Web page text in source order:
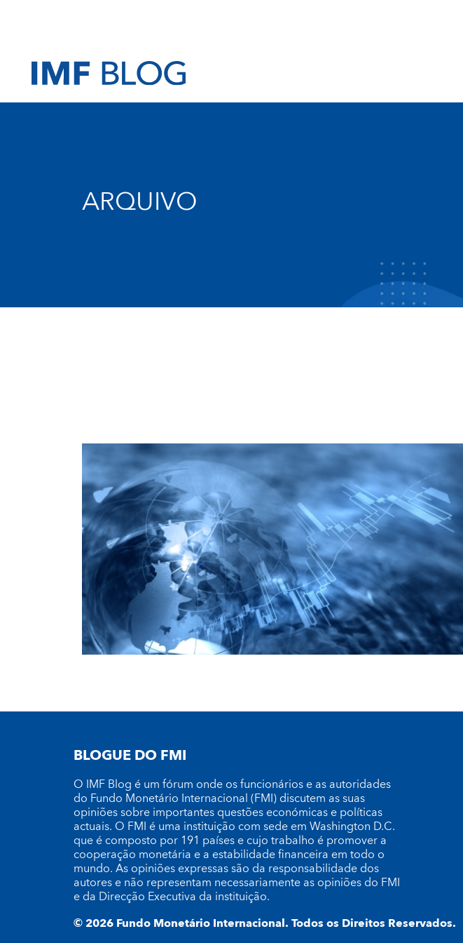
ARQUIVO
BLOGUE DO FMI
O IMF Blog é um fórum onde os funcionários e as autoridades
do Fundo Monetário Internacional (FMI) discutem as suas
opiniões sobre importantes questões económicas e políticas
actuais. O FMI é uma instituição com sede em Washington D.C.
que é composto por 191 países e cujo trabalho é promover a
cooperação monetária e a estabilidade financeira em todo o
mundo. As opiniões expressas são da responsabilidade dos
autores e não representam necessariamente as opiniões do FMI
e da Direcção Executiva da instituição.
© 2026 Fundo Monetário Internacional. Todos os Direitos Reservados.